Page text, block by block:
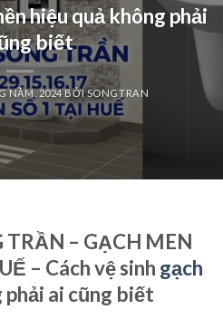
hiệu quả không phải
biết
NĂM, 2024BỞISONGTRAN
TRẦN – GẠCH MEN
– Cách vệ sinh gạch
phải ai cũng biết